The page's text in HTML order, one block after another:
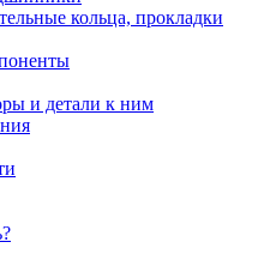
кольца, прокладки
и детали к ним